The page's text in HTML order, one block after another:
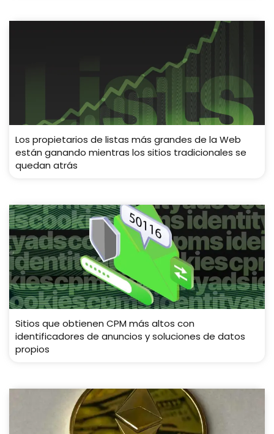
Los propietarios de listas más grandes de la Web
están ganando mientras los sitios tradicionales se
quedan atrás
Sitios que obtienen CPM más altos con
identificadores de anuncios y soluciones de datos
propios